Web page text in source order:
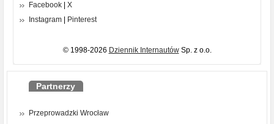
Facebook
X
Instagram
Pinterest
© 1998-2026 Dziennik InternautówSp. z o.o.
Partnerzy
Przeprowadzki Wrocław